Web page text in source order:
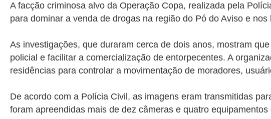
A facção criminosa alvo da Operação Copa, realizada pela
para dominar a venda de drogas na região do Pó do Aviso e
As investigações, que duraram cerca de dois anos, mostram
policial e facilitar a comercialização de entorpecentes. A
residências para controlar a movimentação de moradores,
De acordo com a Polícia Civil, as imagens eram transmitidas
foram apreendidas mais de dez câmeras e quatro